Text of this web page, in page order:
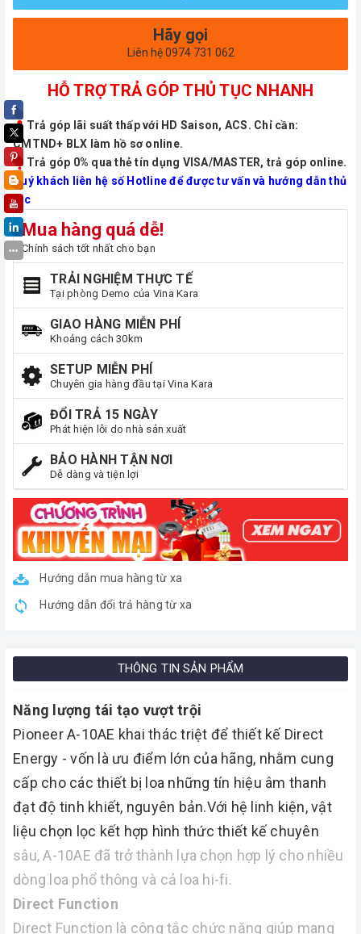
Hãy gọi
Liên hệ 0974 731 062
HỖ TRỢ TRẢ GÓP THỦ TỤC NHANH
Trả góp lãi suất thấp với HD Saison, ACS. Chỉ cần:
CMTND+ BLX làm hồ sơ online.
Trả góp 0% qua thẻ tín dụng VISA/MASTER, trả góp online.
Quý khách liên hệ số Hotline để được tư vấn và hướng dẫn thủ
tục
Mua hàng quá dễ!
Chính sách tốt nhất cho bạn
TRẢI NGHIỆM THỰC TẾ
Tại phòng Demo của Vina Kara
GIAO HÀNG MIỄN PHÍ
Khoảng cách 30km
SETUP MIỄN PHÍ
Chuyên gia hàng đầu tại Vina Kara
ĐỔI TRẢ 15 NGÀY
Phát hiện lỗi do nhà sản xuất
BẢO HÀNH TẬN NƠI
Dễ dàng và tiện lợi
Hướng dẫn mua hàng từ xa
Hướng dẫn đổi trả hàng từ xa
THÔNG TIN SẢN PHẨM
Năng lượng tái tạo vượt trội
Pioneer A-10AE khai thác triệt để thiết kế Direct
Energy - vốn là ưu điểm lớn của hãng, nhằm cung
cấp cho các thiết bị loa những tín hiệu âm thanh
đạt độ tinh khiết, nguyên bản.Với hệ linh kiện, vật
liệu chọn lọc kết hợp hình thức thiết kế chuyên
sâu, A-10AE đã trở thành lựa chọn hợp lý cho nhiều
dòng loa phổ thông và cả loa hi-fi.
Direct Function
Direct Function là công tắc chức năng giúp mang